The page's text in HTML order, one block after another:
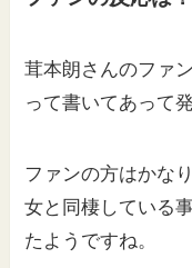
茸本朗さんのファ
って書いてあって
ファンの方はかな
女と同棲している
たようですね。